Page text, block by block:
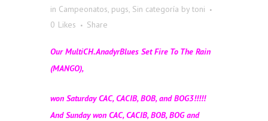
in Campeonatos, pugs, Sin categoría by toni
0 Likes Share
Our MultiCH.AnadyrBlues Set Fire To The Rain
(MANGO),
won Saturday CAC, CACIB, BOB, and BOG3!!!!!
And Sunday won CAC, CACIB, BOB, BOG and